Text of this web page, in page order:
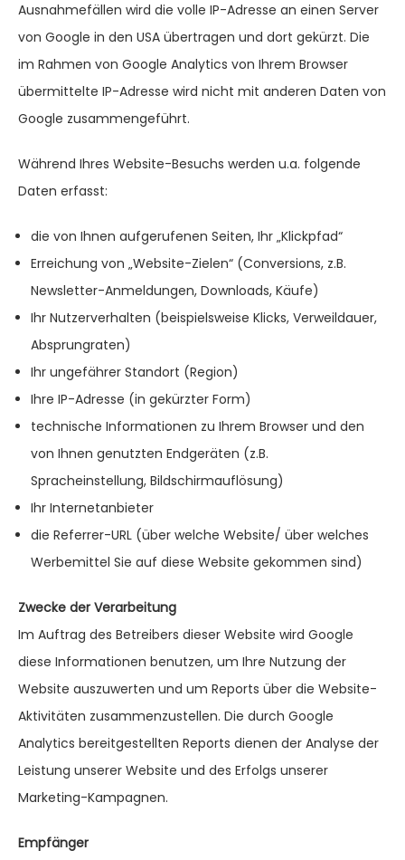
Ausnahmefällen wird die volle IP-Adresse an einen Server
von Google in den USA übertragen und dort gekürzt. Die
im Rahmen von Google Analytics von Ihrem Browser
übermittelte IP-Adresse wird nicht mit anderen Daten von
Google zusammengeführt.
Während Ihres Website-Besuchs werden u.a. folgende
Daten erfasst:
die von Ihnen aufgerufenen Seiten, Ihr „Klickpfad“
Erreichung von „Website-Zielen“ (Conversions, z.B.
Newsletter-Anmeldungen, Downloads, Käufe)
Ihr Nutzerverhalten (beispielsweise Klicks, Verweildauer,
Absprungraten)
Ihr ungefährer Standort (Region)
Ihre IP-Adresse (in gekürzter Form)
technische Informationen zu Ihrem Browser und den
von Ihnen genutzten Endgeräten (z.B.
Spracheinstellung, Bildschirmauflösung)
Ihr Internetanbieter
die Referrer-URL (über welche Website/ über welches
Werbemittel Sie auf diese Website gekommen sind)
Zwecke der Verarbeitung
Im Auftrag des Betreibers dieser Website wird Google
diese Informationen benutzen, um Ihre Nutzung der
Website auszuwerten und um Reports über die Website-
Aktivitäten zusammenzustellen. Die durch Google
Analytics bereitgestellten Reports dienen der Analyse der
Leistung unserer Website und des Erfolgs unserer
Marketing-Kampagnen.
Empfänger